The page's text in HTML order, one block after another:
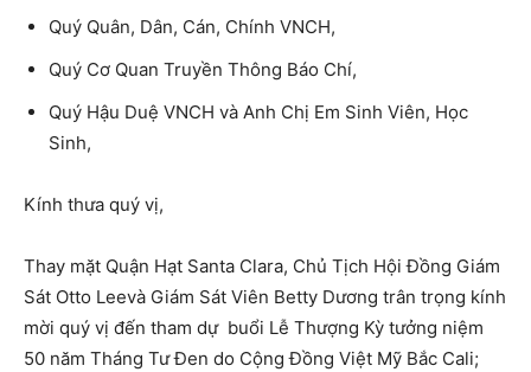
Quý Quân, Dân, Cán, Chính VNCH,
Quý Cơ Quan Truyền Thông Báo Chí,
Quý Hậu Duệ VNCH và Anh Chị Em Sinh Viên, Học
Sinh,
Kính thưa quý vị,
Thay mặt Quận Hạt Santa Clara, Chủ Tịch Hội Đồng Giám
Sát Otto Leevà Giám Sát Viên Betty Dương trân trọng kính
mời quý vị đến tham dự buổi Lễ Thượng Kỳ tưởng niệm
50 năm Tháng Tư Đen do Cộng Đồng Việt Mỹ Bắc Cali;